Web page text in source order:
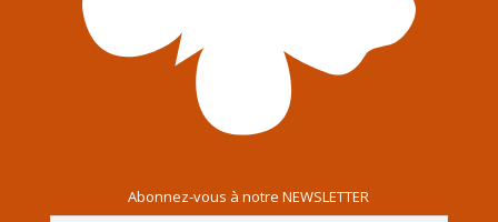
Abonnez-vous à notre NEWSLETTER